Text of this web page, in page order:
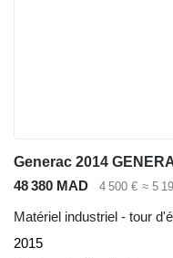
Generac 2014
48 380 MAD
4 500 € ≈ 5
Matériel industriel - tour
2015